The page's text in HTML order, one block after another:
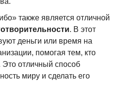
также является отличной
. В этот
деньги или время на
помогая тем, кто
Это отличный способ
миру и сделать его